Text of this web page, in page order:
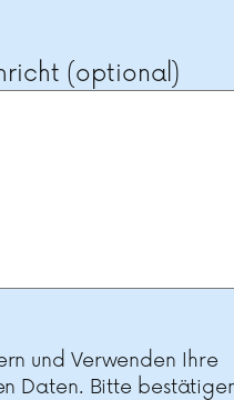
(optional)
und Verwenden Ihre
Daten. Bitte